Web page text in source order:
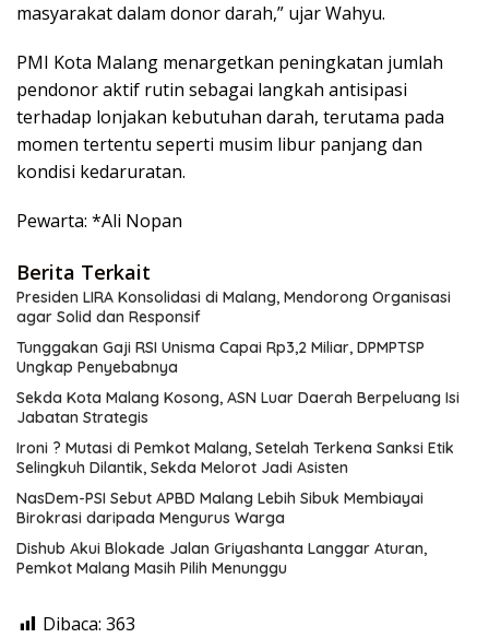
masyarakat dalam donor darah,” ujar Wahyu.
PMI Kota Malang menargetkan peningkatan jumlah
pendonor aktif rutin sebagai langkah antisipasi
terhadap lonjakan kebutuhan darah, terutama pada
momen tertentu seperti musim libur panjang dan
kondisi kedaruratan.
Pewarta: *Ali Nopan
Berita Terkait
Presiden LIRA Konsolidasi di Malang, Mendorong Organisasi
agar Solid dan Responsif
Tunggakan Gaji RSI Unisma Capai Rp3,2 Miliar, DPMPTSP
Ungkap Penyebabnya
Sekda Kota Malang Kosong, ASN Luar Daerah Berpeluang Isi
Jabatan Strategis
Ironi ? Mutasi di Pemkot Malang, Setelah Terkena Sanksi Etik
Selingkuh Dilantik, Sekda Melorot Jadi Asisten
NasDem-PSI Sebut APBD Malang Lebih Sibuk Membiayai
Birokrasi daripada Mengurus Warga
Dishub Akui Blokade Jalan Griyashanta Langgar Aturan,
Pemkot Malang Masih Pilih Menunggu
Dibaca: 363